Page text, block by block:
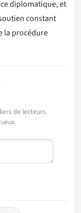
diplomatique, et
constant
la procédure
de lecteurs.